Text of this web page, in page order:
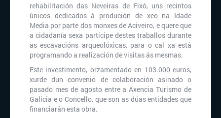
rehabilitación das Neveiras de Fixó, uns recintos
únicos dedicados á produción de xeo na Idade
Media por parte dos monxes de Aciveiro, e quere que
a cidadanía sexa partícipe destes traballos durante
as escavacións arqueolóxicas, para o cal xa está
programando a realización de visitas ás mesmas.
Este investimento, orzamentado en 103.000 euros,
xurde dun convenio de colaboración asinado o
pasado mes de agosto entre a Axencia Turismo de
Galicia e o Concello, que son as dúas entidades que
financiarán esta obra.